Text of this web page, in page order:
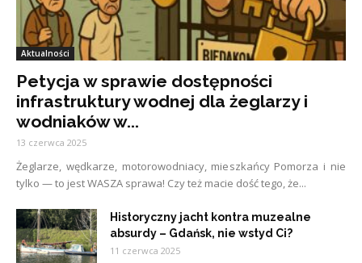
Aktualności
Petycja w sprawie dostępności
infrastruktury wodnej dla żeglarzy i
wodniaków w...
13 czerwca 2025
Żeglarze, wędkarze, motorowodniacy, mieszkańcy Pomorza i nie
tylko — to jest WASZA sprawa! Czy też macie dość tego, że...
Historyczny jacht kontra muzealne
absurdy – Gdańsk, nie wstyd Ci?
11 czerwca 2025